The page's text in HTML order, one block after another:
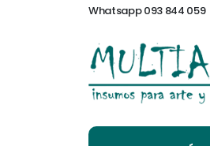
Whatsapp 093 844 059